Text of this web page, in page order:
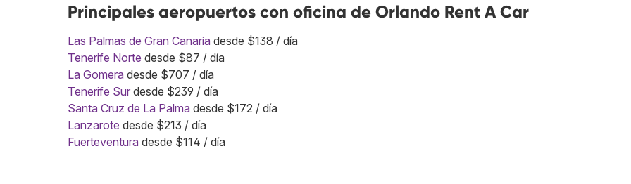
Principales aeropuertos con oficina de Orlando Rent A Car
Las Palmas de Gran Canaria desde $138 / día
Tenerife Norte desde $87 / día
La Gomera desde $707 / día
Tenerife Sur desde $239 / día
Santa Cruz de La Palma desde $172 / día
Lanzarote desde $213 / día
Fuerteventura desde $114 / día